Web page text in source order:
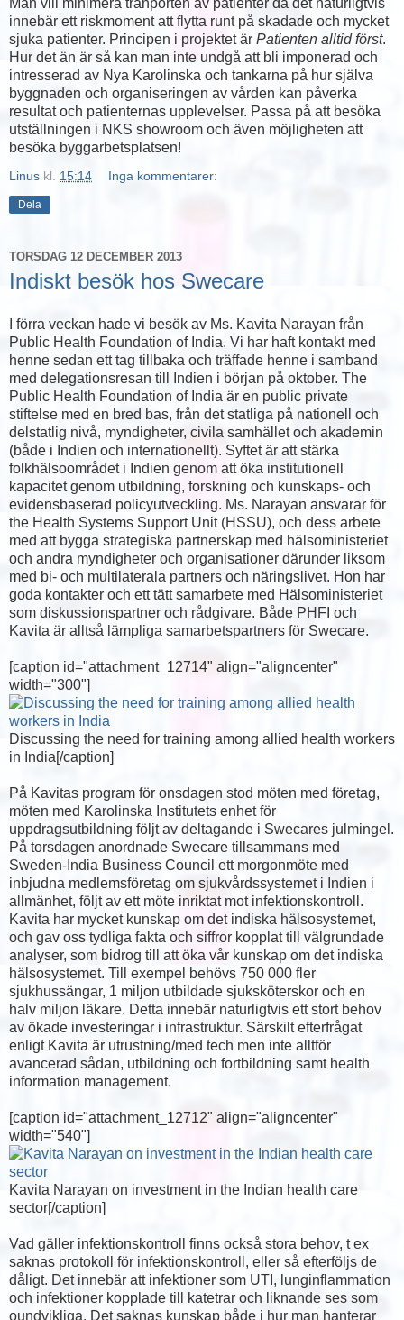
Man vill minimera tranporten av patienter då det naturligtvis
innebär ett riskmoment att flytta runt på skadade och mycket
sjuka patienter. Principen i projektet är Patienten alltid först.
Hur det än är så kan man inte undgå att bli imponerad och
intresserad av Nya Karolinska och tankarna på hur själva
byggnaden och organiseringen av vården kan påverka
resultat och patienternas upplevelser. Passa på att besöka
utställningen i NKS showroom och även möjligheten att
besöka byggarbetsplatsen!
Linus kl. 15:14 Inga kommentarer:
Dela
TORSDAG 12 DECEMBER 2013
Indiskt besök hos Swecare
I förra veckan hade vi besök av Ms. Kavita Narayan från
Public Health Foundation of India. Vi har haft kontakt med
henne sedan ett tag tillbaka och träffade henne i samband
med delegationsresan till Indien i början på oktober. The
Public Health Foundation of India är en public private
stiftelse med en bred bas, från det statliga på nationell och
delstatlig nivå, myndigheter, civila samhället och akademin
(både i Indien och internationellt). Syftet är att stärka
folkhälsoområdet i Indien genom att öka institutionell
kapacitet genom utbildning, forskning och kunskaps- och
evidensbaserad policyutveckling. Ms. Narayan ansvarar för
the Health Systems Support Unit (HSSU), och dess arbete
med att bygga strategiska partnerskap med hälsoministeriet
och andra myndigheter och organisationer därunder liksom
med bi- och multilaterala partners och näringslivet. Hon har
goda kontakter och ett tätt samarbete med Hälsoministeriet
som diskussionspartner och rådgivare. Både PHFI och
Kavita är alltså lämpliga samarbetspartners för Swecare.
[caption id="attachment_12714" align="aligncenter"
width="300"]
Discussing the need for training among allied health workers
in India[/caption]
På Kavitas program för onsdagen stod möten med företag,
möten med Karolinska Institutets enhet för
uppdragsutbildning följt av deltagande i Swecares julmingel.
På torsdagen anordnade Swecare tillsammans med
Sweden-India Business Council ett morgonmöte med
inbjudna medlemsföretag om sjukvårdssystemet i Indien i
allmänhet, följt av ett möte inriktat mot infektionskontroll.
Kavita har mycket kunskap om det indiska hälsosystemet,
och gav oss tydliga fakta och siffror kopplat till välgrundade
analyser, som bidrog till att öka vår kunskap om det indiska
hälsosystemet. Till exempel behövs 750 000 fler
sjukhussängar, 1 miljon utbildade sjuksköterskor och en
halv miljon läkare. Detta innebär naturligtvis ett stort behov
av ökade investeringar i infrastruktur. Särskilt efterfrågat
enligt Kavita är utrustning/med tech men inte alltför
avancerad sådan, utbildning och fortbildning samt health
information management.
[caption id="attachment_12712" align="aligncenter"
width="540"]
Kavita Narayan on investment in the Indian health care
sector[/caption]
Vad gäller infektionskontroll finns också stora behov, t ex
saknas protokoll för infektionskontroll, eller så efterföljs de
dåligt. Det innebär att infektioner som UTI, lunginflammation
och infektioner kopplade till katetrar och liknande ses som
oundvikliga. Det saknas kunskap både i hur man hanterar